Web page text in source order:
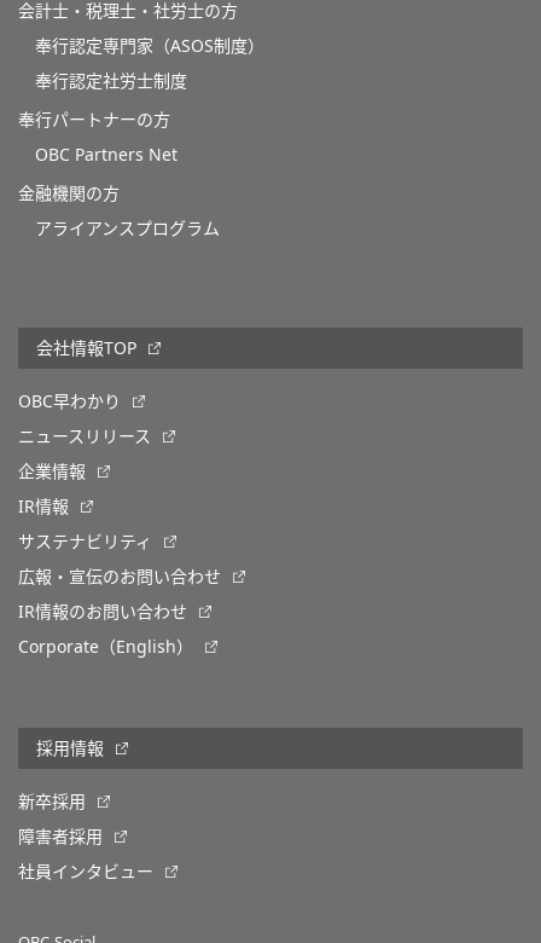
会計士・税理士・社労士の方
奉行認定専門家（ASOS制度）
奉行認定社労士制度
奉行パートナーの方
OBC Partners Net
金融機関の方
アライアンスプログラム
会社情報TOP
OBC早わかり
ニュースリリース
企業情報
IR情報
サステナビリティ
広報・宣伝のお問い合わせ
IR情報のお問い合わせ
Corporate（English）
採用情報
新卒採用
障害者採用
社員インタビュー